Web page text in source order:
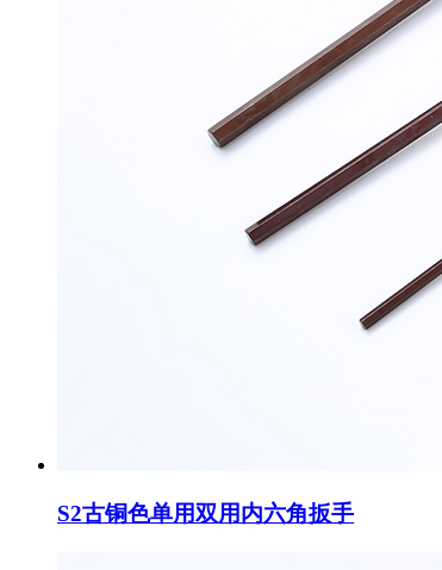
S2古铜色单用双用内六角扳手